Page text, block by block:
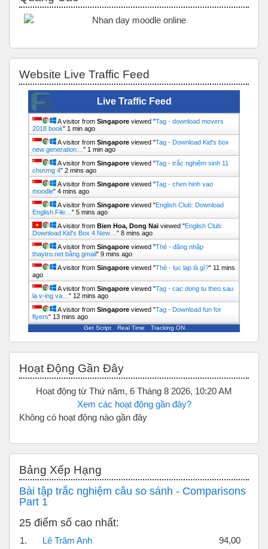
Website Live Traffic Feed
Live Traffic Feed
A visitor from Singapore viewed "Tag - download movers
2018 book" 1 min ago
A visitor from Singapore viewed "Tag - Download Kid's box
new generation… " 1 min ago
A visitor from Singapore viewed "Tag - trắc nghiệm sinh 11
chương 4" 2 mins ago
A visitor from Singapore viewed "Tag - chen hinh vao
moodle" 4 mins ago
A visitor from Singapore viewed "English Club: Download
English File… " 5 mins ago
A visitor from Bien Hoa, Dong Nai viewed "English Club:
Download Kid's Box 4 New… " 8 mins ago
A visitor from Singapore viewed "Thẻ - đăng nhập
thaytro.net bằng gmail" 9 mins ago
A visitor from Singapore viewed "Thẻ - lục lạp là gì?" 11 mins
ago
A visitor from Singapore viewed "Tag - cac dong tu theo sau
la v-ing va… " 12 mins ago
A visitor from Singapore viewed "Tag - Download fun for
flyers" 13 mins ago
Get Script Real Time Tracking ON
Hoạt Động Gần Đây
Hoạt động từ Thứ năm, 6 Tháng 8 2026, 10:20 AM
Xem các hoạt động gần đây?
Không có hoạt động nào gần đây
Bảng Xếp Hạng
Bài tập trắc nghiệm câu so sánh - Comparisons
Part 1
25 điểm số cao nhất:
1. Lê Trâm Anh
94,00